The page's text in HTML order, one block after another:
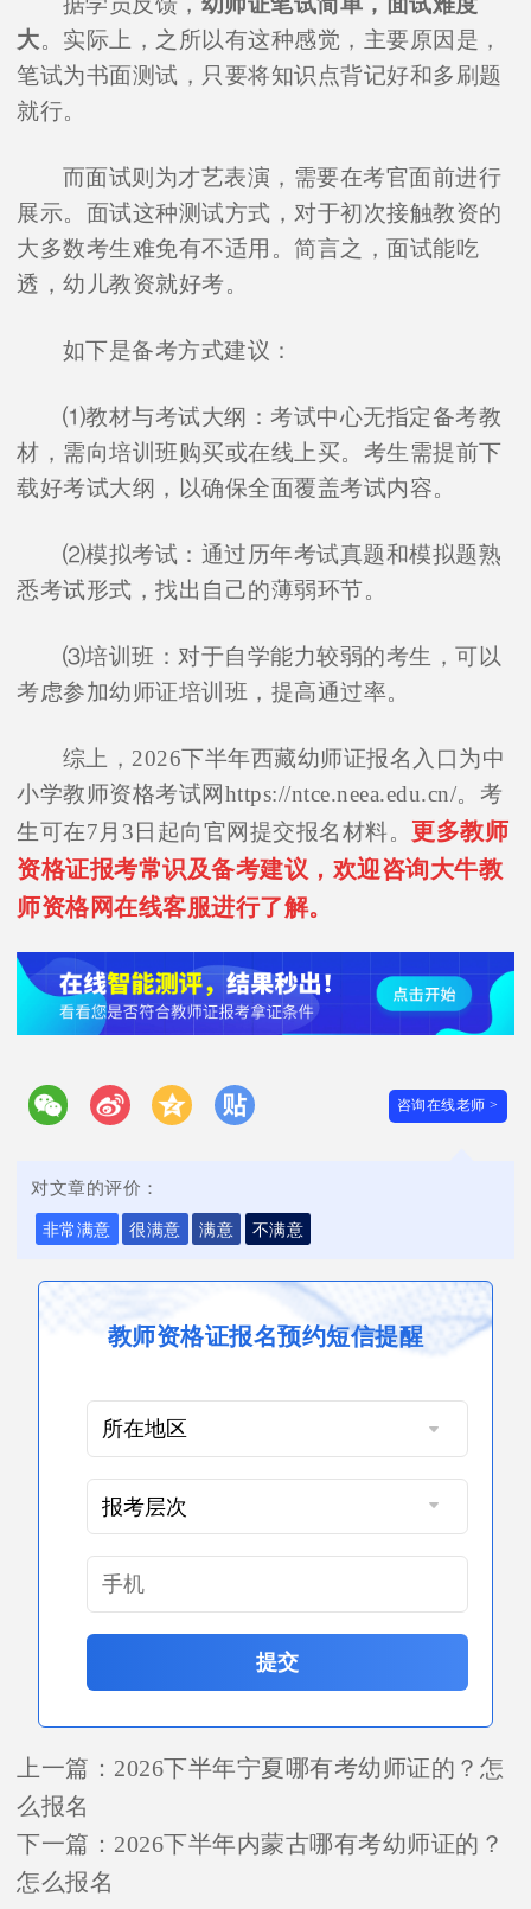
大。实际上，之所以有这种感觉，主要原因是，
笔试为书面测试，只要将知识点背记好和多刷题
就行。
而面试则为才艺表演，需要在考官面前进行
展示。面试这种测试方式，对于初次接触教资的
大多数考生难免有不适用。简言之，面试能吃
透，幼儿教资就好考。
如下是备考方式建议：
⑴教材与考试大纲：考试中心无指定备考教
材，需向培训班购买或在线上买。考生需提前下
载好考试大纲，以确保全面覆盖考试内容。
⑵模拟考试：通过历年考试真题和模拟题熟
悉考试形式，找出自己的薄弱环节。
⑶培训班：对于自学能力较弱的考生，可以
考虑参加幼师证培训班，提高通过率。
综上，2026下半年西藏幼师证报名入口为中
小学教师资格考试网https://ntce.neea.edu.cn/。考
生可在7月3日起向官网提交报名材料。 更多教师
资格证报考常识及备考建议，欢迎咨询大牛教
师资格网在线客服进行了解。
咨询在线老师 >
对文章的评价：
非常满意 很满意 满意 不满意
教师资格证报名预约短信提醒
提交
上一篇： 2026下半年宁夏哪有考幼师证的？怎
么报名
下一篇： 2026下半年内蒙古哪有考幼师证的？
怎么报名